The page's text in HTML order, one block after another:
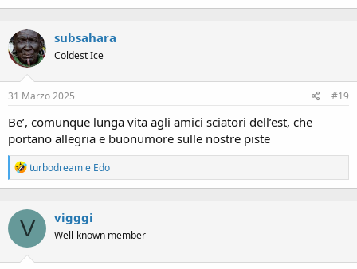
subsahara
Coldest Ice
31 Marzo 2025 #19
Be’, comunque lunga vita agli amici sciatori dell’est, che
portano allegria e buonumore sulle nostre piste
R
e
a
i
n
turbodreame Edo
V vigggi
Well-known member